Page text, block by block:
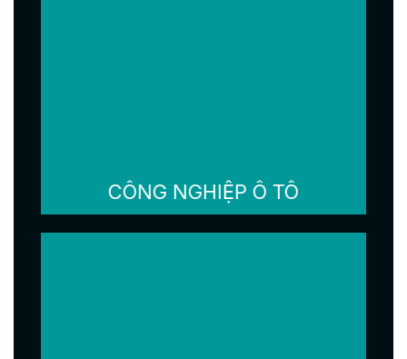
CÔNG NGHIỆP Ô TÔ